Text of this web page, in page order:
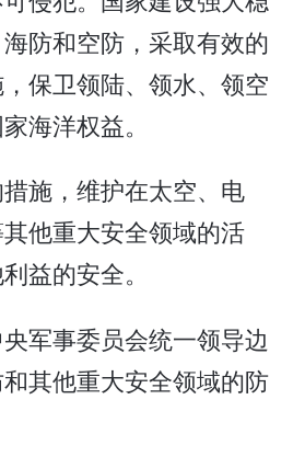
防和空防，采取有效的
保卫领陆、领水、领空
海洋权益。
施，维护在太空、电
他重大安全领域的活
益的安全。
军事委员会统一领导边
其他重大安全领域的防